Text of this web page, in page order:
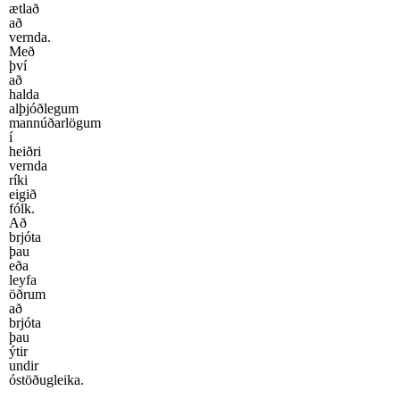
ætlað
að
vernda.
Með
því
að
halda
alþjóðlegum
mannúðarlögum
í
heiðri
vernda
ríki
eigið
fólk.
Að
brjóta
þau
eða
leyfa
öðrum
að
brjóta
þau
ýtir
undir
óstöðugleika.